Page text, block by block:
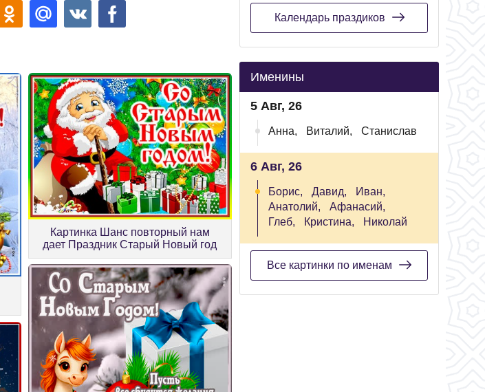
Картинка Шанс повторный нам
дает Праздник Старый Новый год
Календарь праздиков
Именины
5 Авг, 26
Анна, Виталий, Станислав
6 Авг, 26
Борис, Давид,
Иван,
Анатолий,
Афанасий,
Глеб,
Кристина, Николай
Все картинки по именам